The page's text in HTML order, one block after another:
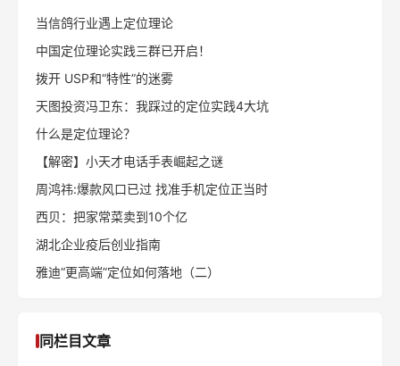
当信鸽行业遇上定位理论
中国定位理论实践三群已开启！
拨开 USP和“特性”的迷雾
天图投资冯卫东：我踩过的定位实践4大坑
什么是定位理论？
【解密】小天才电话手表崛起之谜
周鸿祎:爆款风口已过 找准手机定位正当时
西贝：把家常菜卖到10个亿
湖北企业疫后创业指南
雅迪“更高端”定位如何落地（二）
同栏目文章